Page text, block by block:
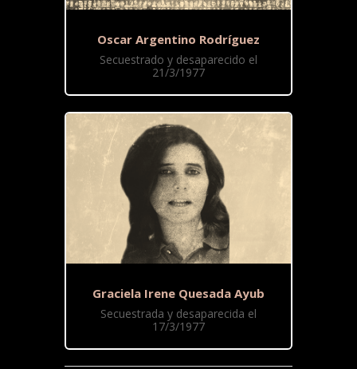
Oscar Argentino Rodríguez
Secuestrado y desaparecido el
21/3/1977
Graciela Irene Quesada Ayub
Secuestrada y desaparecida el
17/3/1977